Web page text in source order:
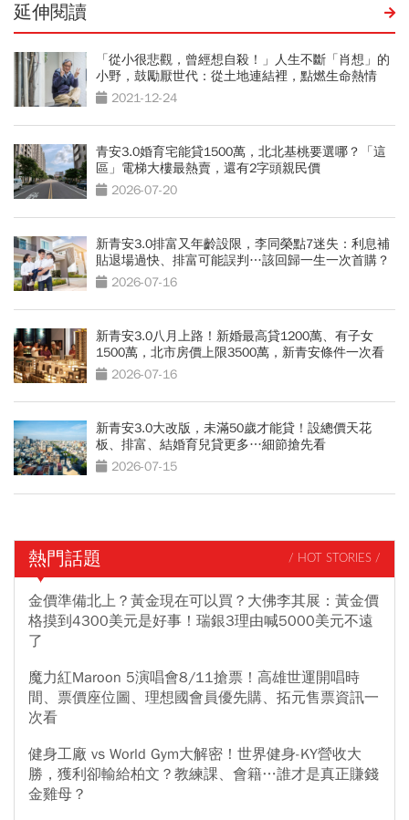
延伸閱讀
「從小很悲觀，曾經想自殺！」人生不斷「肖想」的
小野，鼓勵厭世代：從土地連結裡，點燃生命熱情
2021-12-24
青安3.0婚育宅能貸1500萬，北北基桃要選哪？「這
區」電梯大樓最熱賣，還有2字頭親民價
2026-07-20
新青安3.0排富又年齡設限，李同榮點7迷失：利息補
貼退場過快、排富可能誤判…該回歸一生一次首購？
2026-07-16
新青安3.0八月上路！新婚最高貸1200萬、有子女
1500萬，北市房價上限3500萬，新青安條件一次看
2026-07-16
新青安3.0大改版，未滿50歲才能貸！設總價天花
板、排富、結婚育兒貸更多…細節搶先看
2026-07-15
熱門話題 / HOT STORIES /
金價準備北上？黃金現在可以買？大佛李其展：黃金價
格摸到4300美元是好事！瑞銀3理由喊5000美元不遠
了
魔力紅Maroon 5演唱會8/11搶票！高雄世運開唱時
間、票價座位圖、理想國會員優先購、拓元售票資訊一
次看
健身工廠 vs World Gym大解密！世界健身-KY營收大
勝，獲利卻輸給柏文？教練課、會籍…誰才是真正賺錢
金雞母？